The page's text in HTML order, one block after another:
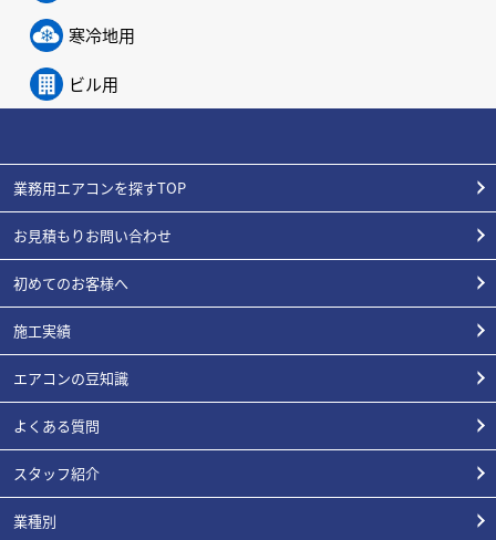
寒冷地用
ビル用
業務用エアコンを探すTOP
お見積もりお問い合わせ
初めてのお客様へ
施工実績
エアコンの豆知識
よくある質問
スタッフ紹介
業種別